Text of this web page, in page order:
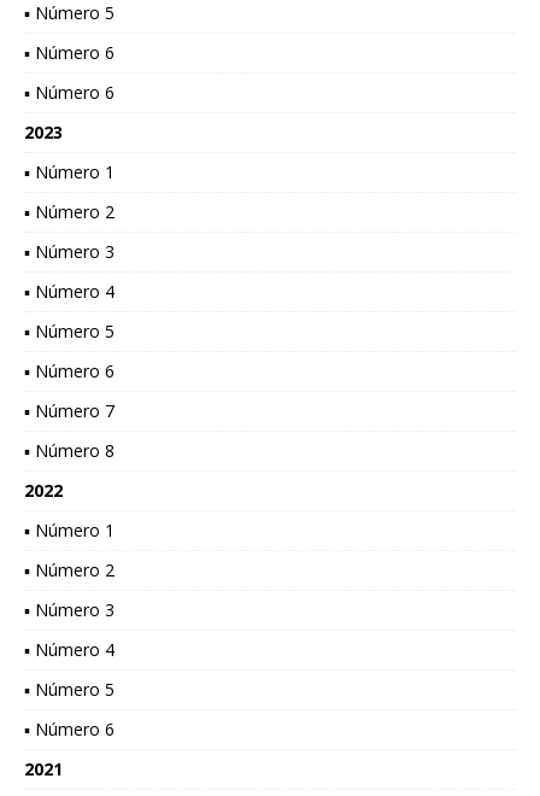
▪ Número 5
▪ Número 6
▪ Número 6
2023
▪ Número 1
▪ Número 2
▪ Número 3
▪ Número 4
▪ Número 5
▪ Número 6
▪ Número 7
▪ Número 8
2022
▪ Número 1
▪ Número 2
▪ Número 3
▪ Número 4
▪ Número 5
▪ Número 6
2021